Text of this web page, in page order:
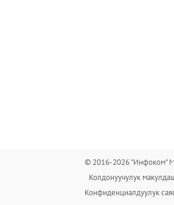
© 2016-2026 "Инфоком"
Колдонуучулук
Конфиденциалдуулук